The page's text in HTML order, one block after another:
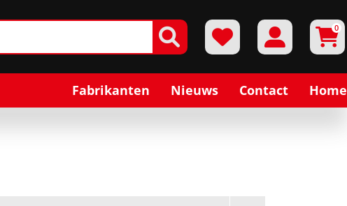
0
Fabrikanten Nieuws Contact Home